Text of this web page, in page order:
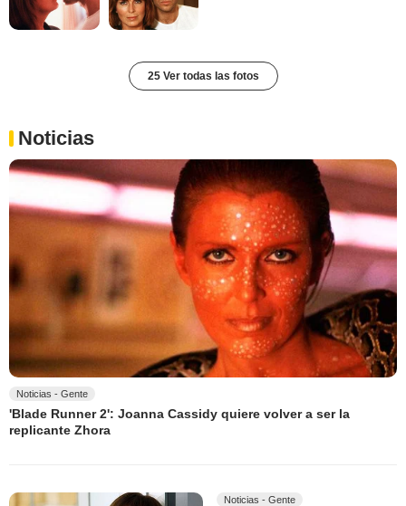
25 Ver todas las fotos
Noticias
Noticias - Gente
'Blade Runner 2': Joanna Cassidy quiere volver a ser la
replicante Zhora
Noticias - Gente